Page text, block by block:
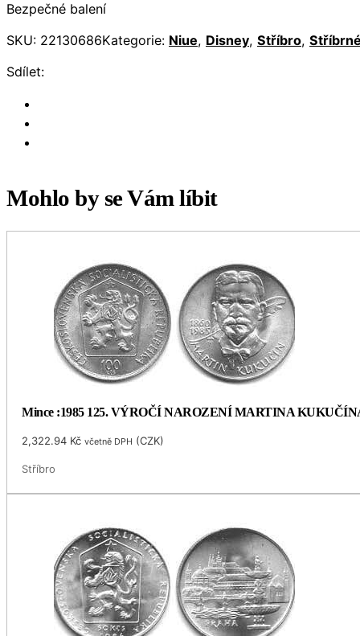
Bezpečné balení
SKU: 22130686Kategorie: Niue, Disney, Stříbro,
Sdílet:
Mohlo by se Vám líbit
Mince :1985 125. VÝROČÍ NAROZENÍ MARTINA
2,322.94 Kč včetně DPH (CZK)
Stříbro